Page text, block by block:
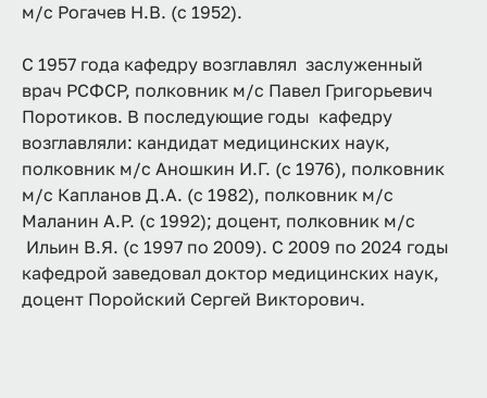
м/с Рогачев Н.В. (с 1952).
С 1957 года кафедру возглавлял заслуженный
врач РСФСР, полковник м/с Павел Григорьевич
Поротиков. В последующие годы кафедру
возглавляли: кандидат медицинских наук,
полковник м/с Аношкин И.Г. (с 1976), полковник
м/с Капланов Д.А. (с 1982), полковник м/с
Маланин А.Р. (с 1992); доцент, полковник м/с
Ильин В.Я. (с 1997 по 2009). С 2009 по 2024 годы
кафедрой заведовал доктор медицинских наук,
доцент Поройский Сергей Викторович.